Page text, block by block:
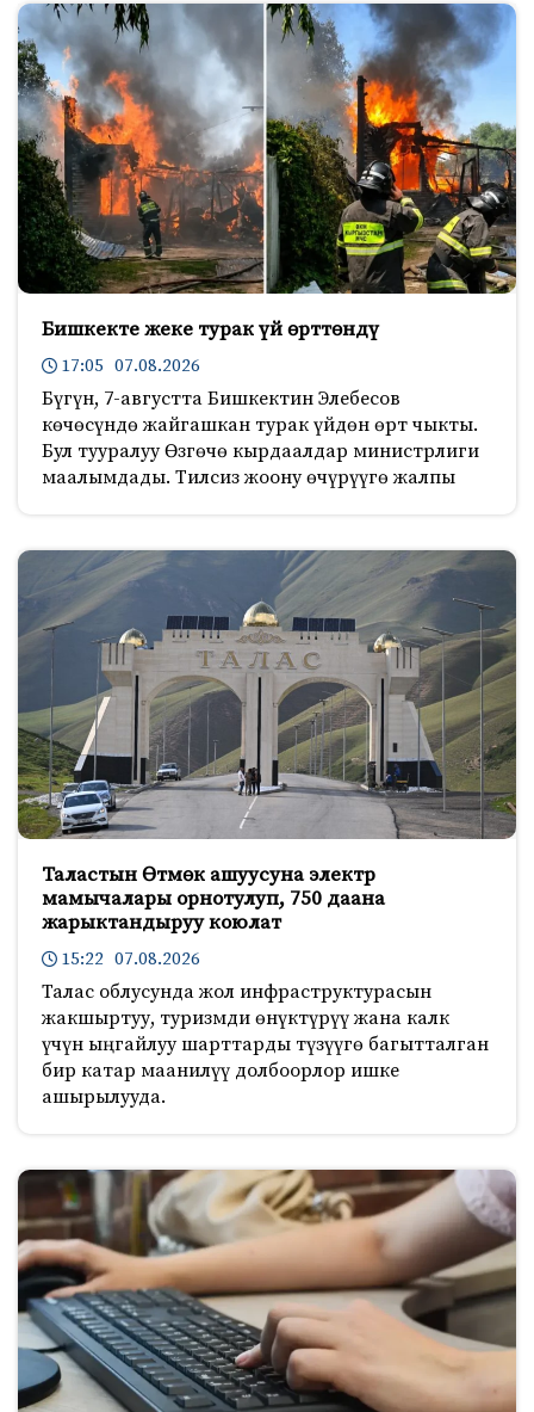
Бишкекте жеке турак үй өрттөндү
17:05 07.08.2026
Бүгүн, 7-августта Бишкектин Элебесов
көчөсүндө жайгашкан турак үйдөн өрт чыкты.
Бул тууралуу Өзгөчө кырдаалдар министрлиги
маалымдады. Тилсиз жоону өчүрүүгө жалпы
Таластын Өтмөк ашуусуна электр
мамычалары орнотулуп, 750 даана
жарыктандыруу коюлат
15:22 07.08.2026
Талас облусунда жол инфраструктурасын
жакшыртуу, туризмди өнүктүрүү жана калк
үчүн ыңгайлуу шарттарды түзүүгө багытталган
бир катар маанилүү долбоорлор ишке
ашырылууда.